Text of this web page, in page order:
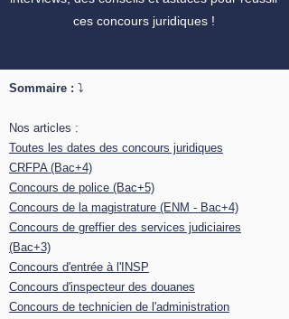
ces concours juridiques !
Sommaire : ⤵️
Nos articles :
Toutes les dates des concours juridiques
CRFPA (Bac+4)
Concours de police (Bac+5)
Concours de la magistrature (ENM - Bac+4)
Concours de greffier des services judiciaires
(Bac+3)
Concours d'entrée à l'INSP
Concours d'inspecteur des douanes
Concours de technicien de l'administration